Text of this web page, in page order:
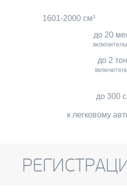
1601-2000 см3
до 20
до 2
до 300
к легковому